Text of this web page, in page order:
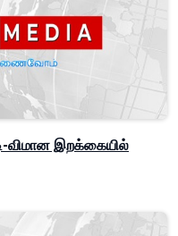
விமான இறக்கையில்